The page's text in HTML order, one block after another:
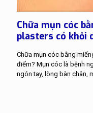
Chữa mụn cóc
plasters có khỏi
Chữa mụn cóc bằng
điểm? Mụn cóc là bệnh
ngón tay, lòng bàn chân,